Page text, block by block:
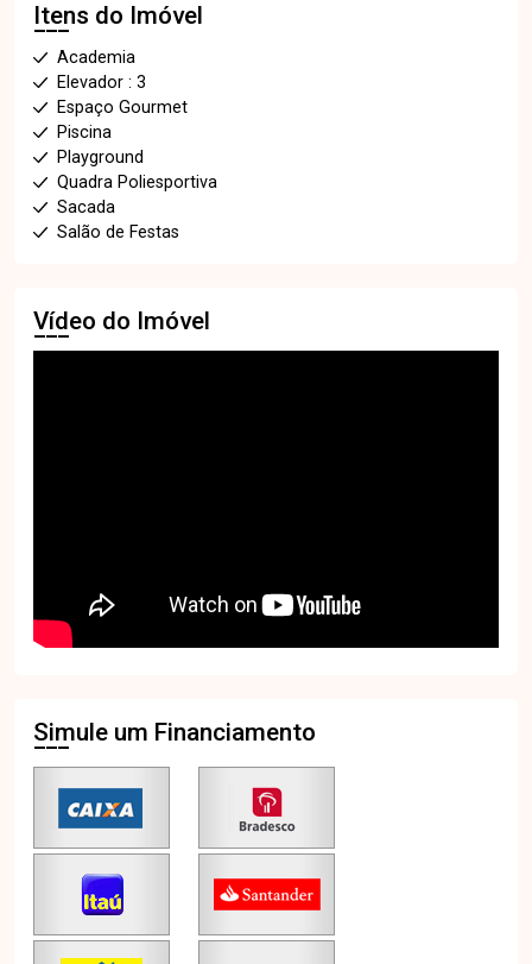
Itens do Imóvel
Academia
Elevador : 3
Espaço Gourmet
Piscina
Playground
Quadra Poliesportiva
Sacada
Salão de Festas
Vídeo do Imóvel
Simule um Financiamento